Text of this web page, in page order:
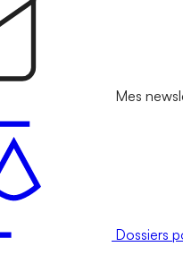
Mes
Dossiers